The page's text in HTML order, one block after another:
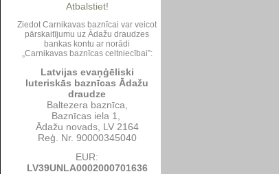
Atbalstiet!
Ziedot Carnikavas baznīcai var veicot
pārskaitījumu uz Ādažu draudzes
bankas kontu ar norādi
„Carnikavas baznīcas celtniecībai”:
Latvijas evaņģēliski
luteriskās baznīcas Ādažu
draudze
Baltezera baznīca,
Baznīcas iela 1,
Ādažu novads, LV 2164
Reģ. Nr. 90000345040
EUR:
LV39UNLA0002000701636